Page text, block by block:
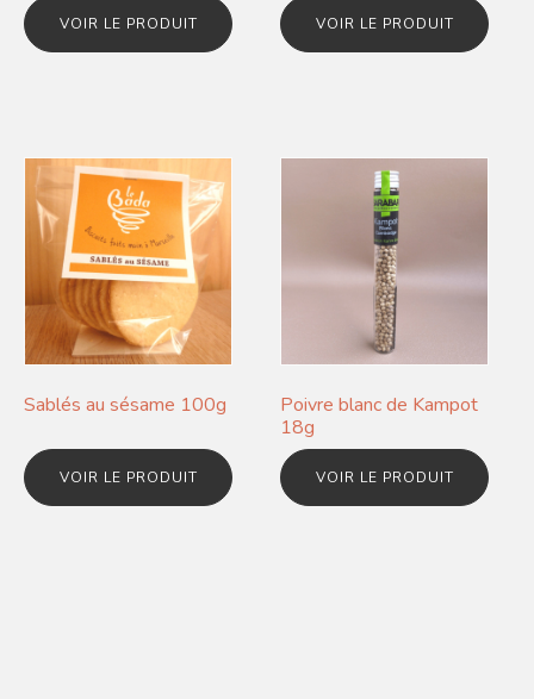
VOIR LE PRODUIT VOIR LE PRODUIT
Sablés au sésame 100g
VOIR LE PRODUIT
Poivre blanc de Kampot
18g
VOIR LE PRODUIT